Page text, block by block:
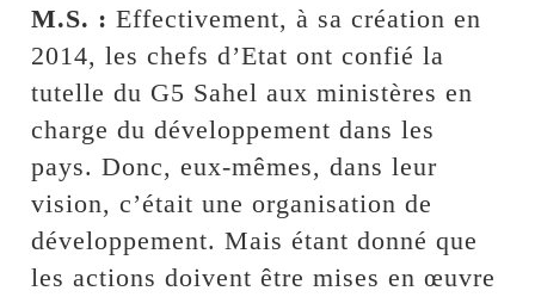
M.S. :Effectivement, à sa création en
2014, les chefs d’Etat ont confié la
tutelle du G5 Sahel aux ministères en
charge du développement dans les
pays. Donc, eux-mêmes, dans leur
vision, c’était une organisation de
développement. Mais étant donné que
les actions doivent être mises en œuvre